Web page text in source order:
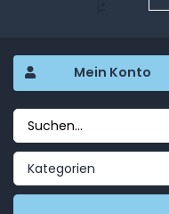
Mein Konto